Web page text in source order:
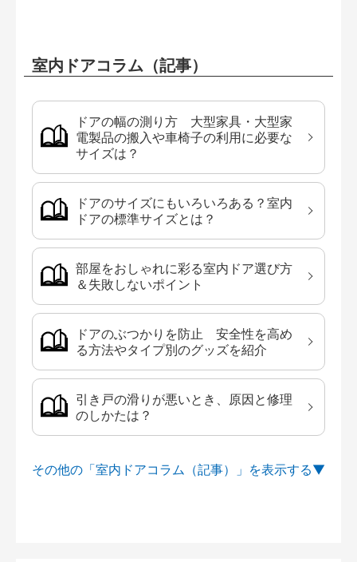
室内ドアコラム（記事）
ドアの幅の測り方 大型家具・大型家
電製品の搬入や車椅子の利用に必要な
サイズは？
ドアのサイズにもいろいろある？室内
ドアの標準サイズとは？
部屋をおしゃれに彩る室内ドア選び方
＆失敗しないポイント
ドアのぶつかりを防止 安全性を高め
る方法やタイプ別のグッズを紹介
引き戸の滑りが悪いとき、原因と修理
のしかたは？
その他の「室内ドアコラム（記事）」を